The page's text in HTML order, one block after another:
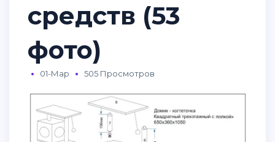
средств (53
фото)
01-Мар 505 Просмотров